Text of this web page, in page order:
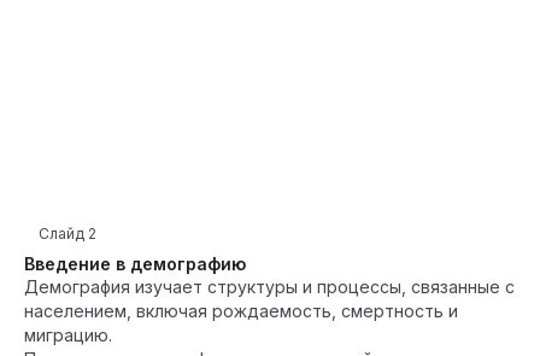
Введение в демографию
Слайд 2
Демография изучает структуры и процессы, связанные с
населением, включая рождаемость, смертность и
миграцию.